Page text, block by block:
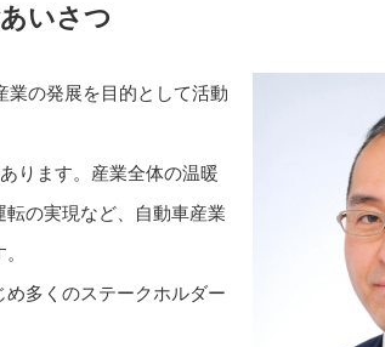
いさつ
業の発展を目的として活動
ります。産業全体の温暖
の実現など、自動車産業
多くのステークホルダー